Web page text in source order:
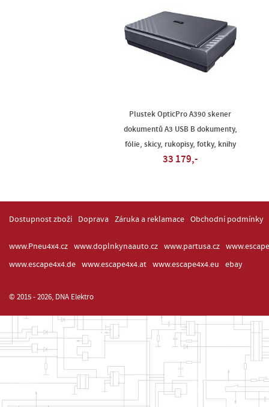
Plustek OpticPro A390 skener
dokumentů A3 USB B dokumenty,
fólie, skicy, rukopisy, fotky, knihy
33 179,-
Dostupnost zboží Doprava Záruka a reklamace Obchodní podmínky
www.Pneu4x4.cz www.doplnkynaauto.cz www.partusa.cz
www.escape4x4.de
www.escape4x4.at www.escape4x4.eu ebay
© 2015 - 2026, DNA Elektro